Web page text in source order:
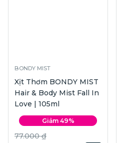
BONDY MIST
Xịt Thơm BONDY MIST
Hair & Body Mist Fall In
Love | 105ml
Giảm 49%
77.000 ₫